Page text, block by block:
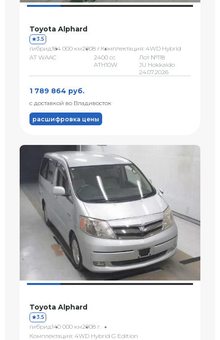
Toyota Alphard
3.5
гибрид184 000 км2008 г.Комплектация: 4WD Hybrid
AT WAAC
2400 сс
ATH10W
Лот №118
JU Hokkaido
24.07.2026
1 789 864 руб.
с доставкой во Владивосток
расшифровка цены
Toyota Alphard
3.5
гибрид140 000 км2008 г.
Комплектация: 4WD Hybrid G Edition